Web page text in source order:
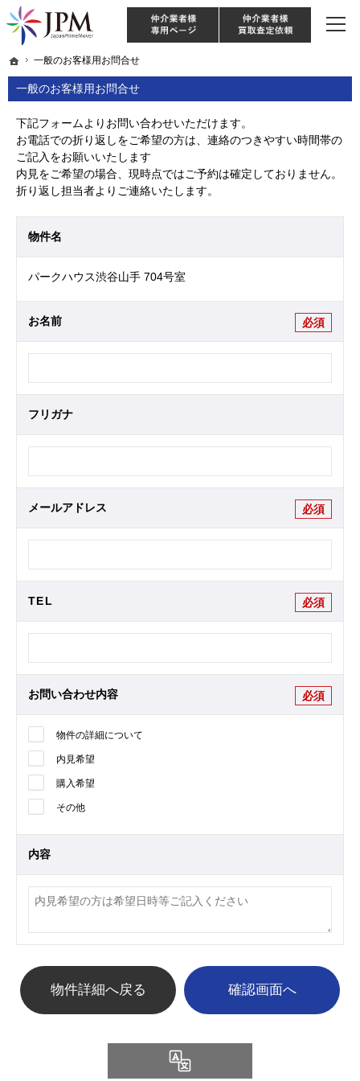
ホーム
一般のお客様用お問合せ
一般のお客様用お問合せ
東京・神奈川・埼玉・千葉のリノベーション住宅や中古マンションを手がける会
【物件買取強化中！】リノベーション住宅・不動産・中古マンションならJPM
下記フォームよりお問い合わせいただけます。
お電話での折り返しをご希望の方は、連絡のつきやすい時間帯の
ご記入をお願いいたします
内見をご希望の場合、現時点ではご予約は確定しておりません。
折り返し担当者よりご連絡いたします。
物件名
パークハウス渋谷山手 704号室
お名前 必須
フリガナ
メールアドレス 必須
TEL 必須
お問い合わせ内容 必須
物件の詳細について
内見希望
購入希望
その他
内容
物件詳細へ戻る
ホーム
一般のお客様用お問合せ